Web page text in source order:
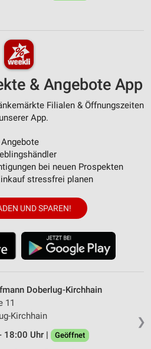
& Angebote App
Filialen & Öffnungszeiten
App.
bei neuen Prospekten
stressfrei planen
UND SPAREN!
❯
Doberlug-Kirchhain
11
Kirchhain
18:00 Uhr |
Geöffnet